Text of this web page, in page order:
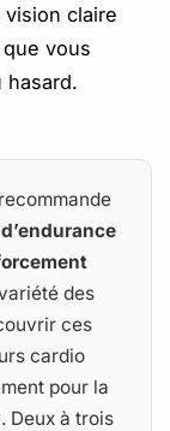
claire
vous
hasard.
des
ces
cardio
pour la
Deux à trois